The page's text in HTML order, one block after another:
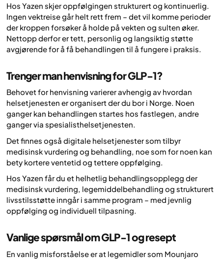
Hos Yazen skjer oppfølgingen strukturert og kontinuerlig.
Ingen vektreise går helt rett frem – det vil komme perioder
der kroppen forsøker å holde på vekten og sulten øker.
Nettopp derfor er tett, personlig og langsiktig støtte
avgjørende for å få behandlingen til å fungere i praksis.
Trenger man henvisning for GLP-1?
Behovet for henvisning varierer avhengig av hvordan
helsetjenesten er organisert der du bor i Norge. Noen
ganger kan behandlingen startes hos fastlegen, andre
ganger via spesialisthelsetjenesten.
Det finnes også digitale helsetjenester som tilbyr
medisinsk vurdering og behandling, noe som for noen kan
bety kortere ventetid og tettere oppfølging.
Hos Yazen får du et helhetlig behandlingsopplegg der
medisinsk vurdering, legemiddelbehandling og strukturert
livsstilsstøtte inngår i samme program – med jevnlig
oppfølging og individuell tilpasning.
Vanlige spørsmål om GLP-1 og resept
En vanlig misforståelse er at legemidler som Mounjaro